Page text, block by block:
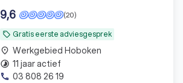
local_offer Gratis eerste adviesgesprek
(20)
9,6
place Werkgebied Hoboken
timelapse 11 jaar actief
phone 03 808 26 19